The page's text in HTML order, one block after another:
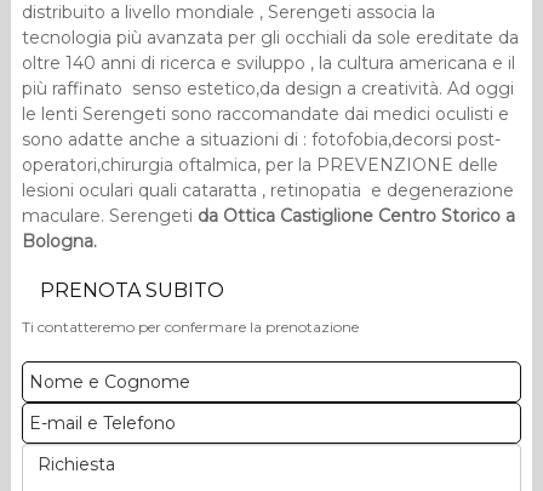
distribuito a livello mondiale , Serengeti associa la
tecnologia più avanzata per gli occhiali da sole ereditate da
oltre 140 anni di ricerca e sviluppo , la cultura americana e il
più raffinato senso estetico,da design a creatività. Ad oggi
le lenti Serengeti sono raccomandate dai medici oculisti e
sono adatte anche a situazioni di : fotofobia,decorsi post-
operatori,chirurgia oftalmica, per la PREVENZIONE delle
lesioni oculari quali cataratta , retinopatia e degenerazione
maculare. Serengeti da Ottica Castiglione Centro Storico a
Bologna.
PRENOTA SUBITO
Ti contatteremo per confermare la prenotazione